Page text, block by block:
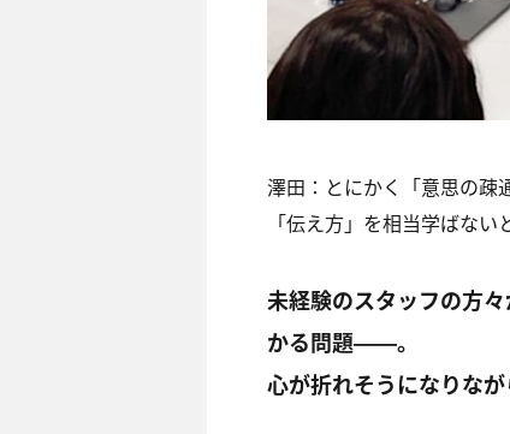
澤田： とにかく「意思の疎
「伝え方」を相当学ばない
未経験のスタッフの方
かる問題――。
心が折れそうになりな